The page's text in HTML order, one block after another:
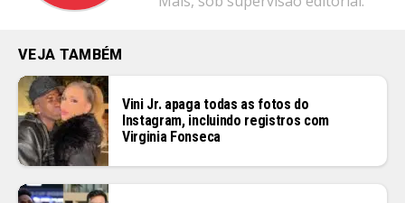
VEJA TAMBÉM
Vini Jr. apaga todas as fotos do
Instagram, incluindo registros com
Virginia Fonseca